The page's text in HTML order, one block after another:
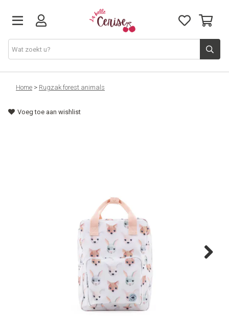
Just arrived
Juwelen & Accessoires
Home > Rugzak forest animals
Voeg toe aan wishlist